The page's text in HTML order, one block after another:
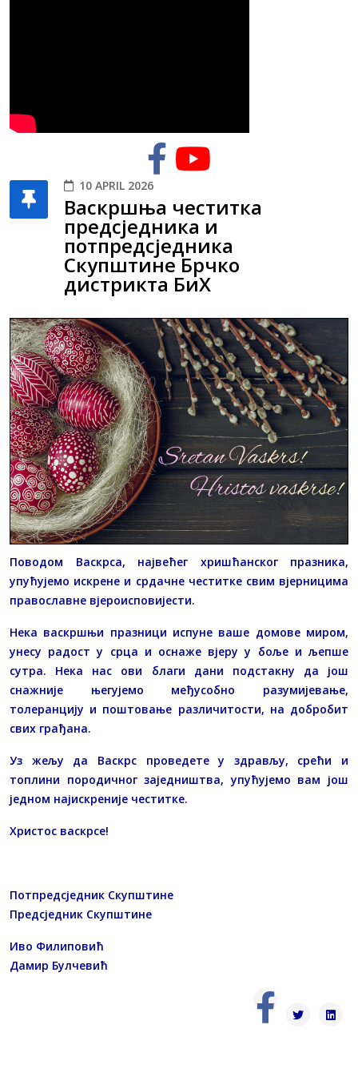
10 APRIL 2026
Васкршња честитка
предсједника и
потпредсједника
Скупштине Брчко
дистрикта БиХ
Поводом Васкрса, највећег хришћанског празника,
упућујемо искрене и срдачне честитке свим вјерницима
православне вјероисповијести.
Нека васкршњи празници испуне ваше домове миром,
унесу радост у срца и оснаже вјеру у боље и љепше
сутра. Нека нас ови благи дани подстакну да још
снажније његујемо међусобно разумијевање,
толеранцију и поштовање различитости, на добробит
свих грађана.
Уз жељу да Васкрс проведете у здрављу, срећи и
топлини породичног заједништва, упућујемо вам још
једном најискреније честитке.
Христос васкрсе!
Потпредсједник Скупштине
Предсједник Скупштине
Иво Филиповић
Дамир Булчевић